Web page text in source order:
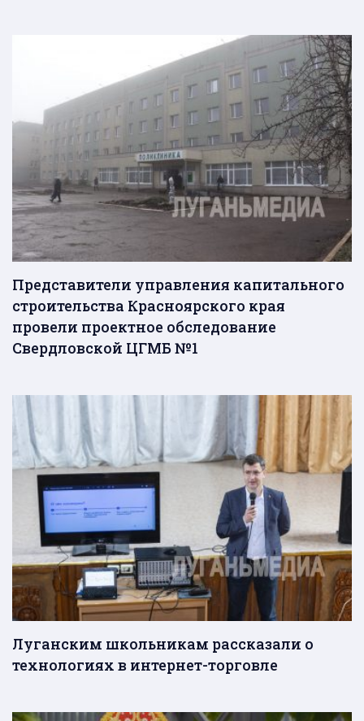
Представители управления капитального
строительства Красноярского края
провели проектное обследование
Свердловской ЦГМБ №1
Луганским школьникам рассказали о
технологиях в интернет-торговле